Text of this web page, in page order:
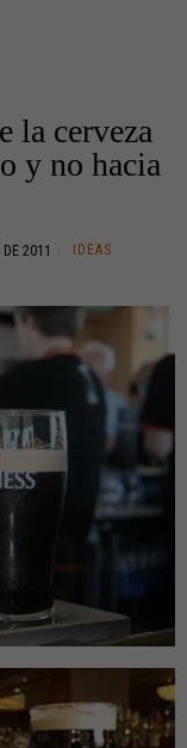
la cerveza
y no hacia
2011
IDEAS